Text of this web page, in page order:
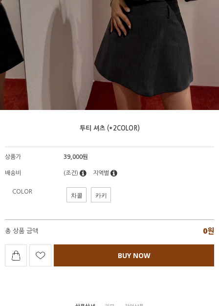
투티 셔츠 (*2COLOR)
상품가 39,000원
배송비 (조건) 지역별
COLOR 차콜 카키
총 상품 금액 0원
BUY NOW